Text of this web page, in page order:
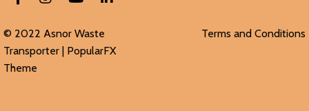
© 2022 Asnor Waste
Transporter | PopularFX
Theme
Terms and Conditions